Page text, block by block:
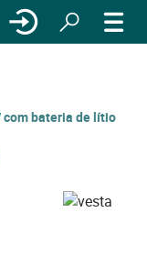
com bateria de lítio